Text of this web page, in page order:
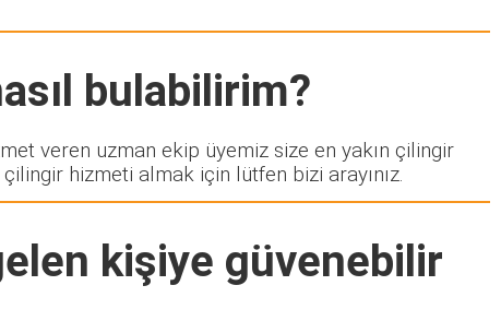
bulabilirim?
veren uzman ekip üyemiz size en yakın çilingir
hizmeti almak için lütfen bizi arayınız.
kişiye güvenebilir